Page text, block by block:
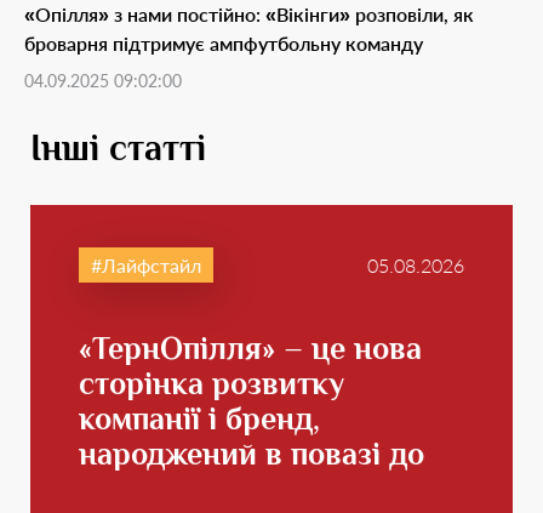
«Опілля» з нами постійно: «Вікінги» розповіли, як
броварня підтримує ампфутбольну команду
04.09.2025 09:02:00
Інші статті
Лайфстайл 05.08.2026
«ТернОпілля» – це нова
сторінка розвитку
компанії і бренд,
народжений в повазі до